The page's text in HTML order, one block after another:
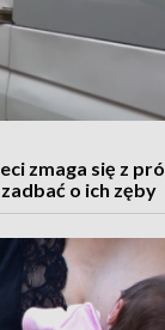
zmaga się z
o ich zęby